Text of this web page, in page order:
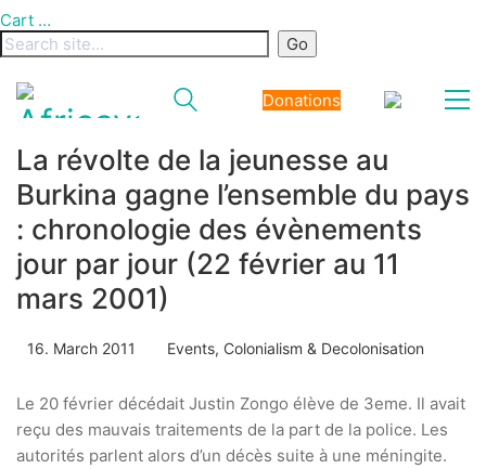
Cart …
Donations
La révolte de la jeunesse au
Burkina gagne l’ensemble du pays
: chronologie des évènements
jour par jour (22 février au 11
mars 2001)
16. March 2011 Events, Colonialism & Decolonisation
Le 20 février décédait Justin Zongo élève de 3eme. Il avait
reçu des mauvais traitements de la part de la police. Les
autorités parlent alors d’un décès suite à une méningite.